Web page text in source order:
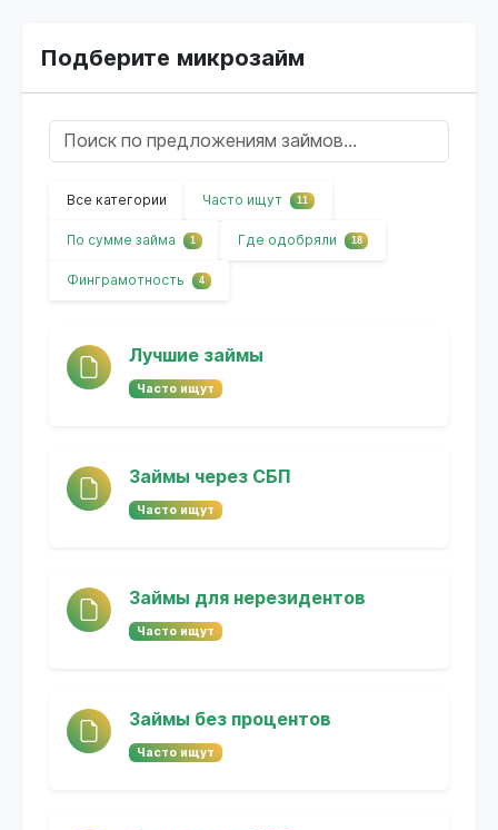
Подберите микрозайм
Все категории Часто ищут 11
По сумме займа 1 Где одобряли 18
Финграмотность 4
Лучшие займы
Часто ищут
Займы через СБП
Часто ищут
Займы для нерезидентов
Часто ищут
Займы без процентов
Часто ищут